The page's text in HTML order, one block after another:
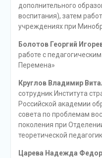
дополнительного
воспитания), затем
учреждениях при
Болотов Георгий
работе с
Перемена»
Круглов Владимир
сотрудник Института
Российской академии
совета по проблемам
поколения при
теоретической
Царева Надежда